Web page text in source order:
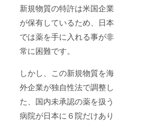
新規物質の特許は米国企業
が保有しているため、日本
では薬を手に入れる事が非
常に困難です。
しかし、この新規物質を海
外企業が独自性法で調整し
た、国内未承認の薬を扱う
病院が日本に６院だけあり